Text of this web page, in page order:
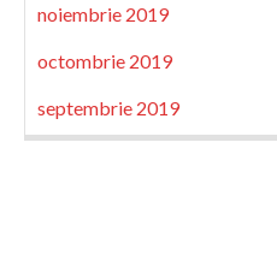
noiembrie 2019
octombrie 2019
septembrie 2019